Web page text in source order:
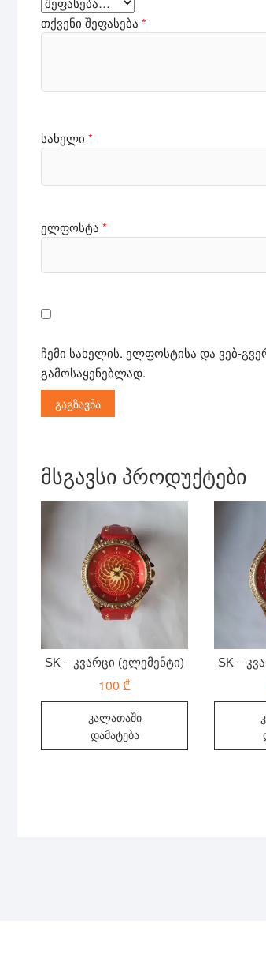
თქვენი შეფასება *
სახელი *
ელფოსტა *
ჩემი სახელის. ელფოსტისა და ვებ-
გამოსაყენებლად.
მსგავსი პროდუქტები
SK – კვარცი (ელემენტი)
100₾
კალათაში
დამატება
SK –